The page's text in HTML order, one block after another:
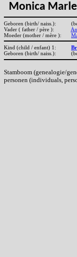
Monica
Geboren (birth/ naiss.):
Vader ( father / père ):
Moeder (mother / mère ):
Kind (child / enfant) 1:
Geboren (birth/ naiss.):
Stamboom (genealogie/
personen (individuals,